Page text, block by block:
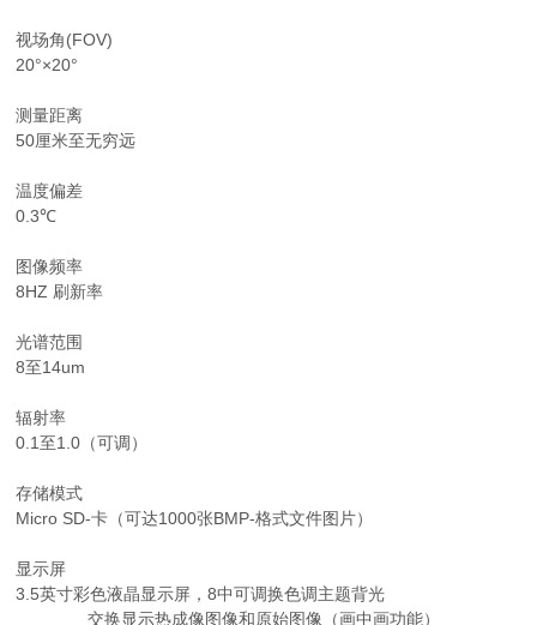
视场角(FOV)
20°×20°
测量距离
50厘米至无穷远
温度偏差
0.3℃
图像频率
8HZ 刷新率
光谱范围
8至14um
辐射率
0.1至1.0（可调）
存储模式
Micro SD-卡（可达1000张BMP-格式文件图片）
显示屏
3.5英寸彩色液晶显示屏，8中可调换色调主题背光
交换显示热成像图像和原始图像（画中画功能）